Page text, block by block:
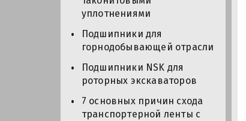
уплотнениями
Подшипники для
горнодобывающей отрасли
Подшипники NSK для
роторных экскаваторов
7 основных причин схода
транспортерной ленты с